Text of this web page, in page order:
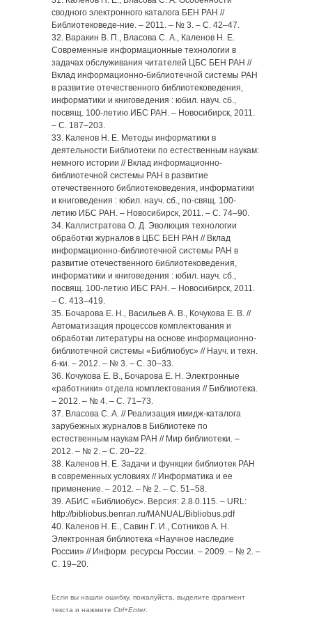
сводного электронного каталога БЕН РАН //
Библиотековеде-ние. – 2011. – № 3. – С. 42–47.
32. Варакин В. П., Власова С. А., Каленов Н. Е.
Современные информационные технологии в
задачах обслуживания читателей ЦБС БЕН РАН //
Вклад информационно-библиотечной системы РАН
в развитие отечественного библиотековедения,
информатики и книговедения : юбил. науч. сб.,
посвящ. 100-летию ИБС РАН. – Новосибирск, 2011.
– С. 187–203.
33. Каленов Н. Е. Методы информатики в
деятельности Библиотеки по естественным наукам:
немного истории // Вклад информационно-
библиотечной системы РАН в развитие
отечественного библиотековедения, информатики
и книговедения : юбил. науч. сб., по-свящ. 100-
летию ИБС РАН. – Новосибирск, 2011. – С. 74–90.
34. Каллистратова О. Д. Эволюция технологии
обработки журналов в ЦБС БЕН РАН // Вклад
информационно-библиотечной системы РАН в
развитие отечественного библиотековедения,
информатики и книговедения : юбил. науч. сб.,
посвящ. 100-летию ИБС РАН. – Новосибирск, 2011.
– С. 413–419.
35. Бочарова Е. Н., Васильев А. В., Кочукова Е. В. //
Автоматизация процессов комплектования и
обработки литературы на основе информационно-
библиотечной системы «Библиобус» // Науч. и техн.
б-ки. – 2012. – № 3. – С. 30–33.
36. Кочукова Е. В., Бочарова Е. Н. Электронные
«работники» отдела комплектования // Библиотека.
– 2012. – № 4. – С. 71–73.
37. Власова С. А. // Реализация имидж-каталога
зарубежных журналов в Библиотеке по
естественным наукам РАН // Мир библиотеки. –
2012. – № 2. – С. 20–22.
38. Каленов Н. Е. Задачи и функции библиотек РАН
в современных условиях // Информатика и ее
применение. – 2012. – № 2. – С. 51–58.
39. АБИС «Библиобус». Версия: 2.8.0.115. – URL:
http://bibliobus.benran.ru/MANUAL/Bibliobus.pdf
40. Каленов Н. Е., Савин Г. И., Сотников А. Н.
Электронная библиотека «Научное наследие
России» // Информ. ресурсы России. – 2009. – № 2. –
С. 19–20.
Если вы нашли ошибку, пожалуйста, выделите фрагмент
текста и нажмите Ctrl+Enter.